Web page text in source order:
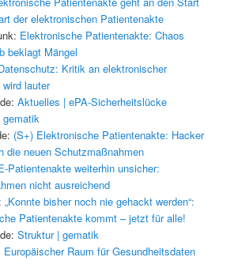
der elektronischen Patientenakte
Elektronische Patientenakte: Chaos
beklagt Mängel
Kritik an elektronischer
lauter
Aktuelles | ePA-Sicherheitslücke
(S+) Elektronische Patientenakte: Hacker
die neuen Schutzmaßnahmen
Patientenakte weiterhin unsicher:
nicht ausreichend
„Konnte bisher noch nie gehackt werden“:
Patientenakte kommt – jetzt für alle!
Struktur | gematik
Europäischer Raum für Gesundheitsdaten